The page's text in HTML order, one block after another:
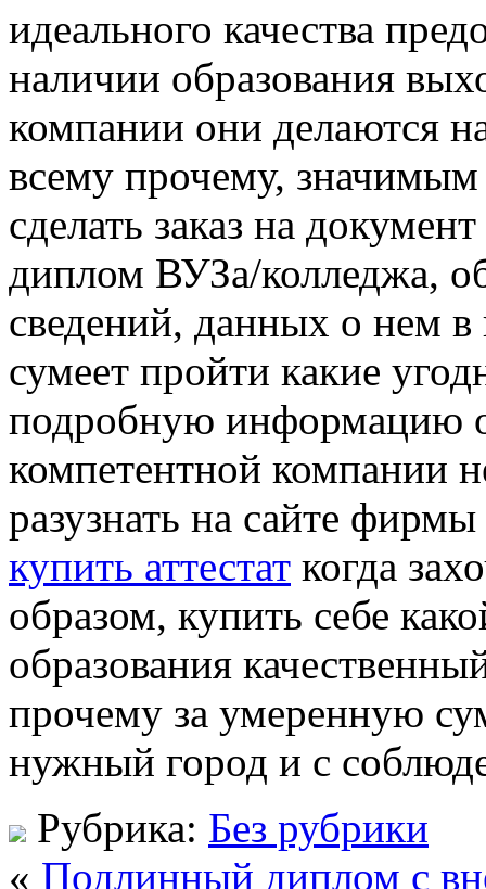
идеального качества
наличии образования
компании они делаются
всему прочему,
сделать заказ на
диплом ВУЗа/колледжа,
сведений, данных о нем в
сумеет пройти какие
подробную информацию
компетентной компании
разузнать на сайте
купить аттестат когда
образом, купить себе
образования
прочему за умеренную
нужный город и с
Рубрика: Без рубрики
« Подлинный диплом с